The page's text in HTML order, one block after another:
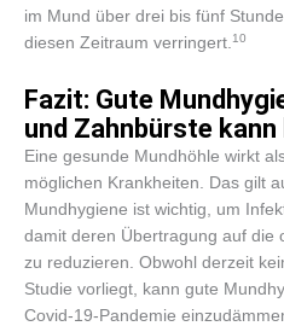
im Mund über drei bis fünf
diesen Zeitraum verringert. ​10​
Fazit: Gute
und Zahnbürste kann
Eine gesunde Mundhöhle wirkt
möglichen Krankheiten. Das gilt
Mundhygiene ist wichtig, um
damit deren Übertragung auf die
zu reduzieren. Obwohl derzeit
Studie vorliegt, kann gute
Covid-19-Pandemie